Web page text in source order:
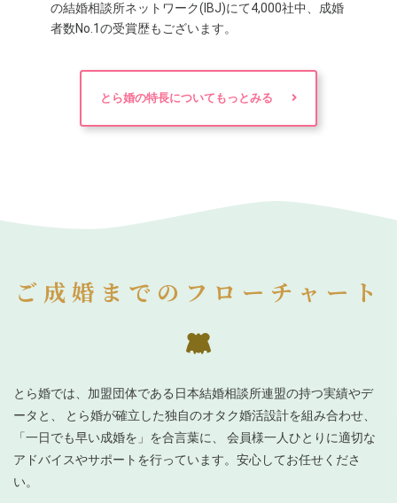
の結婚相談所ネットワーク(IBJ)にて4,000社中、成婚
者数No.1の受賞歴もございます。
とら婚の特長についてもっとみる
ご成婚までのフローチャート
とら婚では、加盟団体である日本結婚相談所連盟の持つ実績やデ
ータと、 とら婚が確立した独自のオタク婚活設計を組み合わせ、
「一日でも早い成婚を」を合言葉に、 会員様一人ひとりに適切な
アドバイスやサポートを行っています。安心してお任せくださ
い。